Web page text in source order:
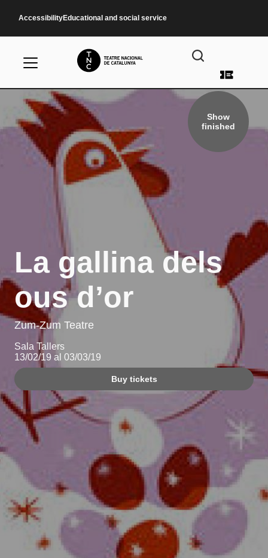
AccessibilityEducational and social service
User
Show
finished
La gallina dels
ous d’or
Zum-Zum Teatre
Sala Tallers
13/02/19 al 03/03/19
Buy tickets